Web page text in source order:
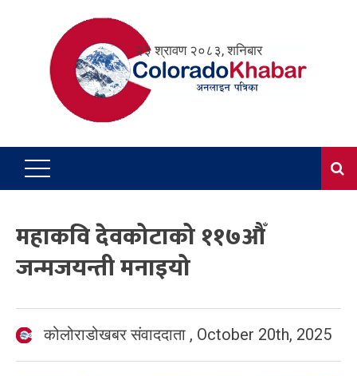
२३ श्रावण २०८३, शनिबार
महाकवि देवकोटाको ११७औँ
जन्मजयन्ती मनाइयो
कोलोराडोखबर संवाददाता , October 20th, 2025